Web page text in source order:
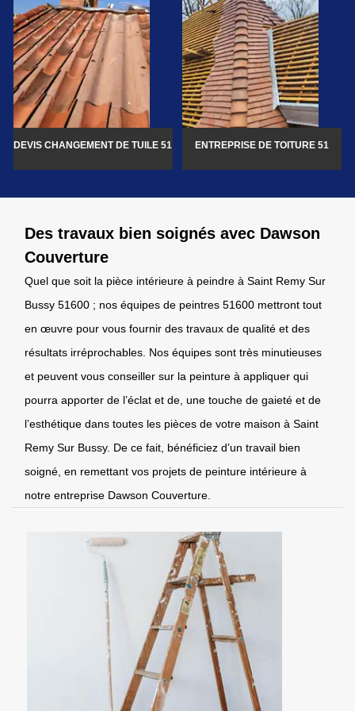
DEVIS CHANGEMENT DE TUILE 51 ENTREPRISE DE TOITURE 51
Des travaux bien soignés avec Dawson
Couverture
Quel que soit la pièce intérieure à peindre à Saint Remy Sur
Bussy 51600 ; nos équipes de peintres 51600 mettront tout
en œuvre pour vous fournir des travaux de qualité et des
résultats irréprochables. Nos équipes sont très minutieuses
et peuvent vous conseiller sur la peinture à appliquer qui
pourra apporter de l’éclat et de, une touche de gaieté et de
l’esthétique dans toutes les pièces de votre maison à Saint
Remy Sur Bussy. De ce fait, bénéficiez d’un travail bien
soigné, en remettant vos projets de peinture intérieure à
notre entreprise Dawson Couverture.